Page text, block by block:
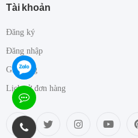
Tài khoản
Đăng ký
Đăng nhập
Giỏ hàng
Lịch sử đơn hàng